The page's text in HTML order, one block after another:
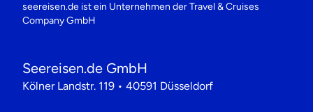
seereisen.de ist ein Unternehmen derTravel & Cruises
Company GmbH
Seereisen.de GmbH
Kölner Landstr. 119 • 40591 Düsseldorf